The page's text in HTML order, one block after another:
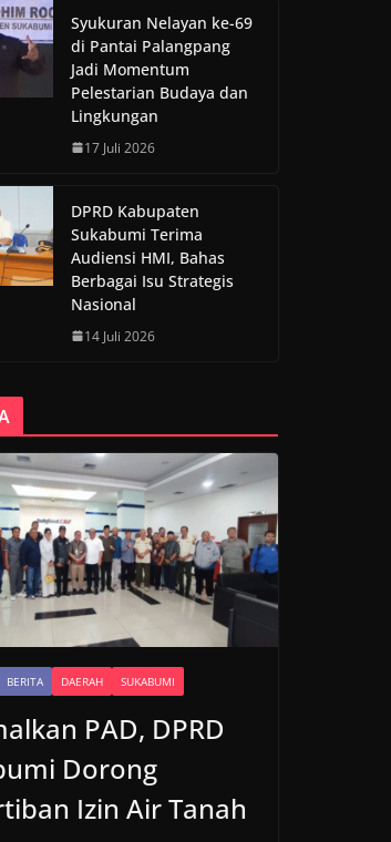
Syukuran Nelayan ke-69
di Pantai Palangpang
Jadi Momentum
Pelestarian Budaya dan
Lingkungan
17 Juli 2026
DPRD Kabupaten
Sukabumi Terima
Audiensi HMI, Bahas
Berbagai Isu Strategis
Nasional
14 Juli 2026
BERITA DAERAH SUKABUMI
PAD, DPRD
Dorong
Izin Air Tanah